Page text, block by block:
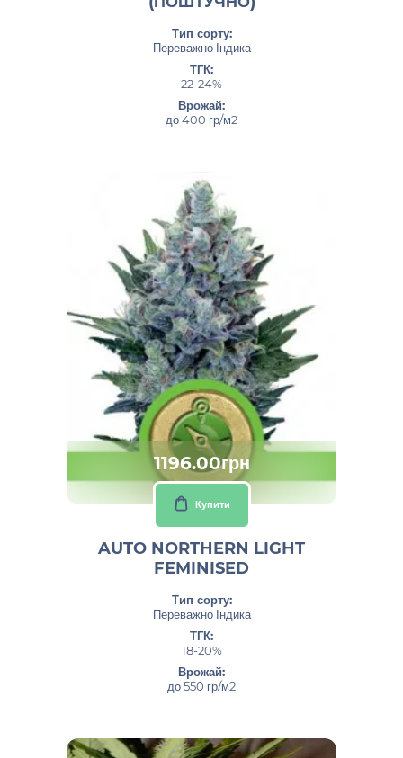
Тип сорту:
Переважно Індика
ТГК:
22-24%
Врожай:
до 400 гр/м2
1196.00грн
Купити
AUTO NORTHERN LIGHT
FEMINISED
Тип сорту:
Переважно Індика
ТГК:
18-20%
Врожай:
до 550 гр/м2